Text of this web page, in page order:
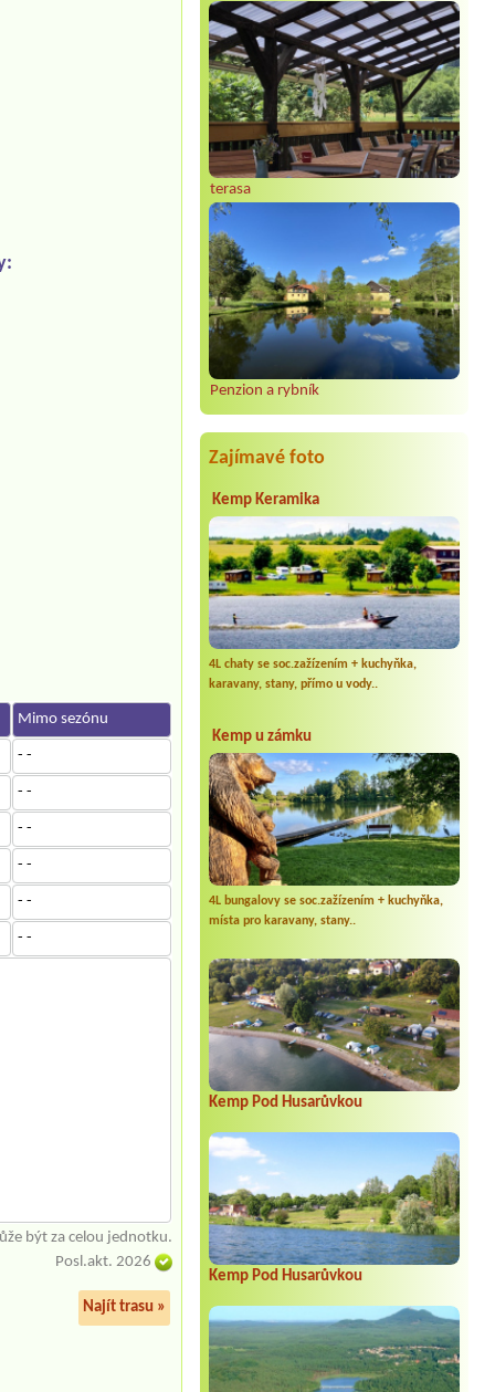
terasa
Penzion a rybník
Zajímavé foto
Kemp Keramika
4L chaty se soc.zažízením + kuchyňka,
karavany, stany, přímo u vody..
Kemp u zámku
4L bungalovy se soc.zažízením + kuchyňka,
místa pro karavany, stany..
Kemp Pod Husarůvkou
Kemp Pod Husarůvkou
Mimo sezónu
- -
- -
- -
- -
- -
- -
být za celou jednotku.
Posl.akt. 2026
Najít trasu »